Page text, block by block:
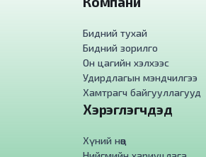
Бидний тухай
Бидний зорилго
Он цагийн хэлхээс
Удирдлагын мэндчилгээ
Хамтрагч байгууллагууд
Хэрэглэгчдэд
Хүний нөөц